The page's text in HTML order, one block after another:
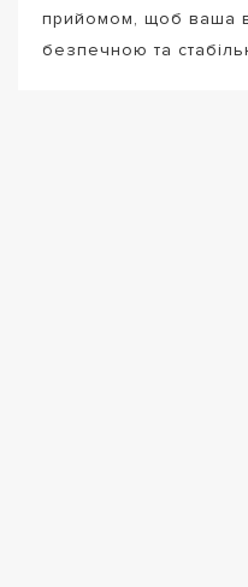
прийомом, щоб ваша
безпечною та